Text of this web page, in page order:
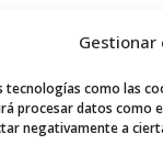
como las
procesar datos como
negativamente a